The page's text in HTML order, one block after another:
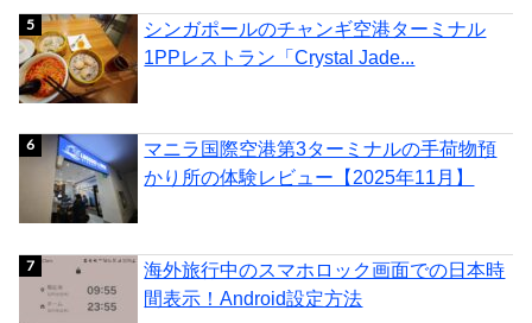
シンガポールのチャンギ空港ターミナル
1PPレストラン「Crystal Jade...
マニラ国際空港第3ターミナルの手荷物預
かり所の体験レビュー【2025年11月】
海外旅行中のスマホロック画面での日本時
間表示！Android設定方法